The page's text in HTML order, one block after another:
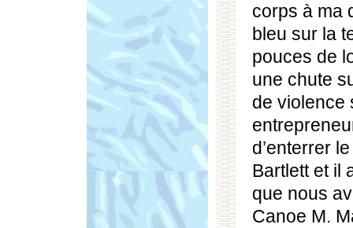
corps à ma
bleu sur la
pouces de
une chute
de violence
d’enterrer
Bartlett et il
que nous
Canoe M.